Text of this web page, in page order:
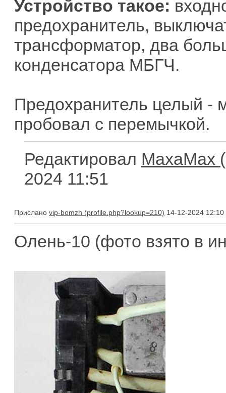
Устройство такое:
предохранитель,
трансформатор, два
конденсатора МБГЧ.
Предохранитель целый -
пробовал с перемычкой.
Редактировал MaxaMax
2024 11:51
Прислано vip-bomzh 14-12-2024 12:10
Олень-10 (фото взято в